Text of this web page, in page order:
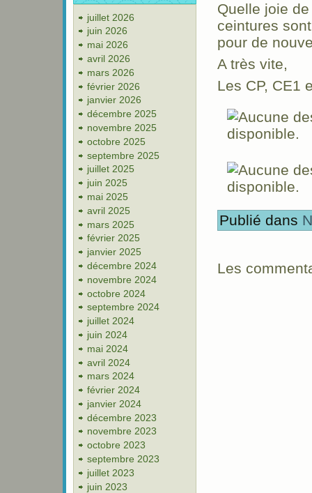
juillet 2026
juin 2026
mai 2026
avril 2026
mars 2026
février 2026
janvier 2026
décembre 2025
novembre 2025
octobre 2025
septembre 2025
juillet 2025
juin 2025
mai 2025
avril 2025
mars 2025
février 2025
janvier 2025
décembre 2024
novembre 2024
octobre 2024
septembre 2024
juillet 2024
juin 2024
mai 2024
avril 2024
mars 2024
février 2024
janvier 2024
décembre 2023
novembre 2023
octobre 2023
septembre 2023
juillet 2023
juin 2023
Quelle joie
ceintures
pour de
A très vite,
Les CP, CE1
Publié dans
Les